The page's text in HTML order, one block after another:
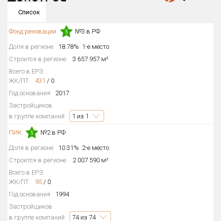
Округ
Все
Цена
Общая площадь, м²
от
Срок сдачи
от Сдан в 2011
Кол-во комнат
Список
Фонд реновации 5 №3 в РФ
Доля в регионе 18.78% 1-е место
Строится в регионе
3 657 957 м²
Всего в ЕРЗ
ЖК/ПТ
431 / 0
Год основания
2017
Застройщиков
в группе компаний
1 из 1
ПИК 5 №2 в РФ
Доля в регионе 10.31% 2-е место
Строится в регионе
2 007 590 м²
Всего в ЕРЗ
ЖК/ПТ
95 / 0
Год основания
1994
Застройщиков
в группе компаний
74из 74